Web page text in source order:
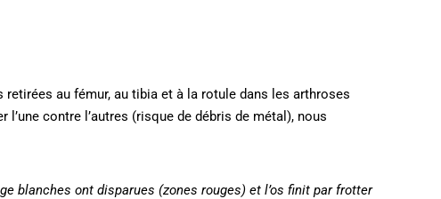
retirées au fémur, au tibia et à la rotule dans les arthroses
contre l’autres (risque de débris de métal), nous
blanches ont disparues (zones rouges) et l’os finit par frotter